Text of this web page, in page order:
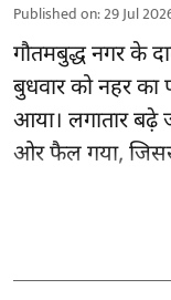
Published on:29 Jul
गौतमबुद्ध नगर के
बुधवार को नहर का
आया। लगातार बढ़े
ओर फैल गया,